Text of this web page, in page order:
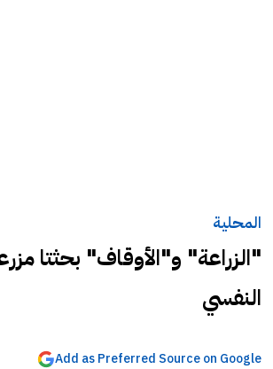
المحلية
"الزراعة" و"الأوقاف" بحثتا
النفسي
Add as Preferred Source on Google